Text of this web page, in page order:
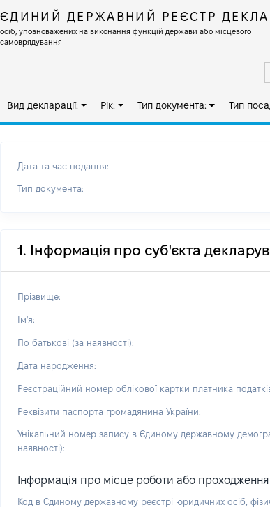
ЄДИНИЙ ДЕРЖАВНИЙ РЕЄСТР
осіб, уповноважених на виконання функцій держави або місцевого
самоврядування
Вид декларації: Рік: Тип документа: Тип
Дата та час подання:
Тип документа:
1. Інформація про суб'єкта
Прізвище:
Ім'я:
По батькові (за наявності):
Дата народження:
Реєстраційний номер облікової картки платника
Реквізити паспорта громадянина України:
Унікальний номер запису в Єдиному державному
наявності):
Інформація про місце роботи або
Код в Єдиному державному реєстрі юридичних осіб,